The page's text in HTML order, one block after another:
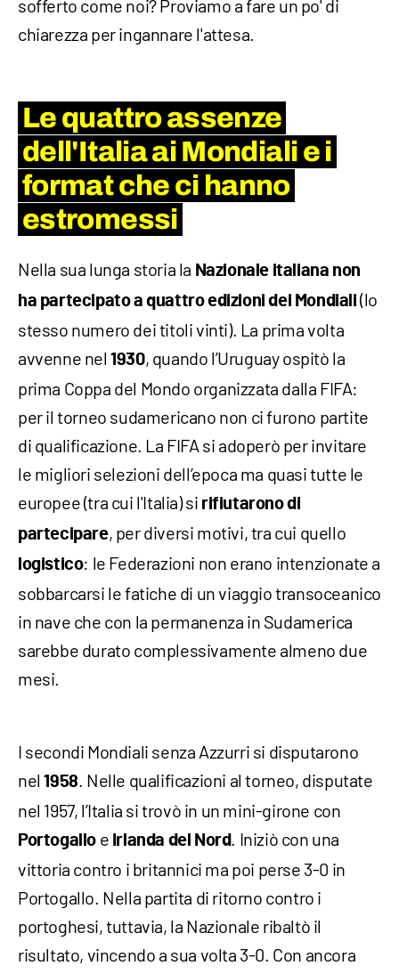
sofferto come noi? Proviamo a fare un po' di
chiarezza per ingannare l'attesa.
Le quattro assenze
dell'Italia ai Mondiali e i
format che ci hanno
estromessi
Nella sua lunga storia la Nazionale italiana non
ha partecipato a quattro edizioni dei Mondiali(lo
stesso numero dei titoli vinti). La prima volta
avvenne nel 1930, quando l’Uruguay ospitò la
prima Coppa del Mondo organizzata dalla FIFA:
per il torneo sudamericano non ci furono partite
di qualificazione. La FIFA si adoperò per invitare
le migliori selezioni dell’epoca ma quasi tutte le
europee (tra cui l'Italia) si rifiutarono di
partecipare, per diversi motivi, tra cui quello
logistico: le Federazioni non erano intenzionate a
sobbarcarsi le fatiche di un viaggio transoceanico
in nave che con la permanenza in Sudamerica
sarebbe durato complessivamente almeno due
mesi.
I secondi Mondiali senza Azzurri si disputarono
nel1958. Nelle qualificazioni al torneo, disputate
nel 1957, l’Italia si trovò in un mini-girone con
Portogallo e Irlanda del Nord. Iniziò con una
vittoria contro i britannici ma poi perse 3-0 in
Portogallo. Nella partita di ritorno contro i
portoghesi, tuttavia, la Nazionale ribaltò il
risultato, vincendo a sua volta 3-0. Con ancora